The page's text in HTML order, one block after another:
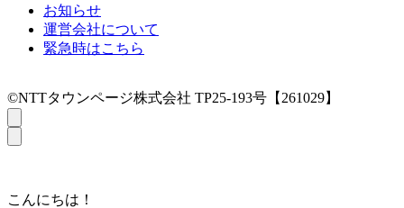
お知らせ
運営会社について
緊急時はこちら
©NTTタウンページ株式会社 TP25-193号【261029】
こんにちは！